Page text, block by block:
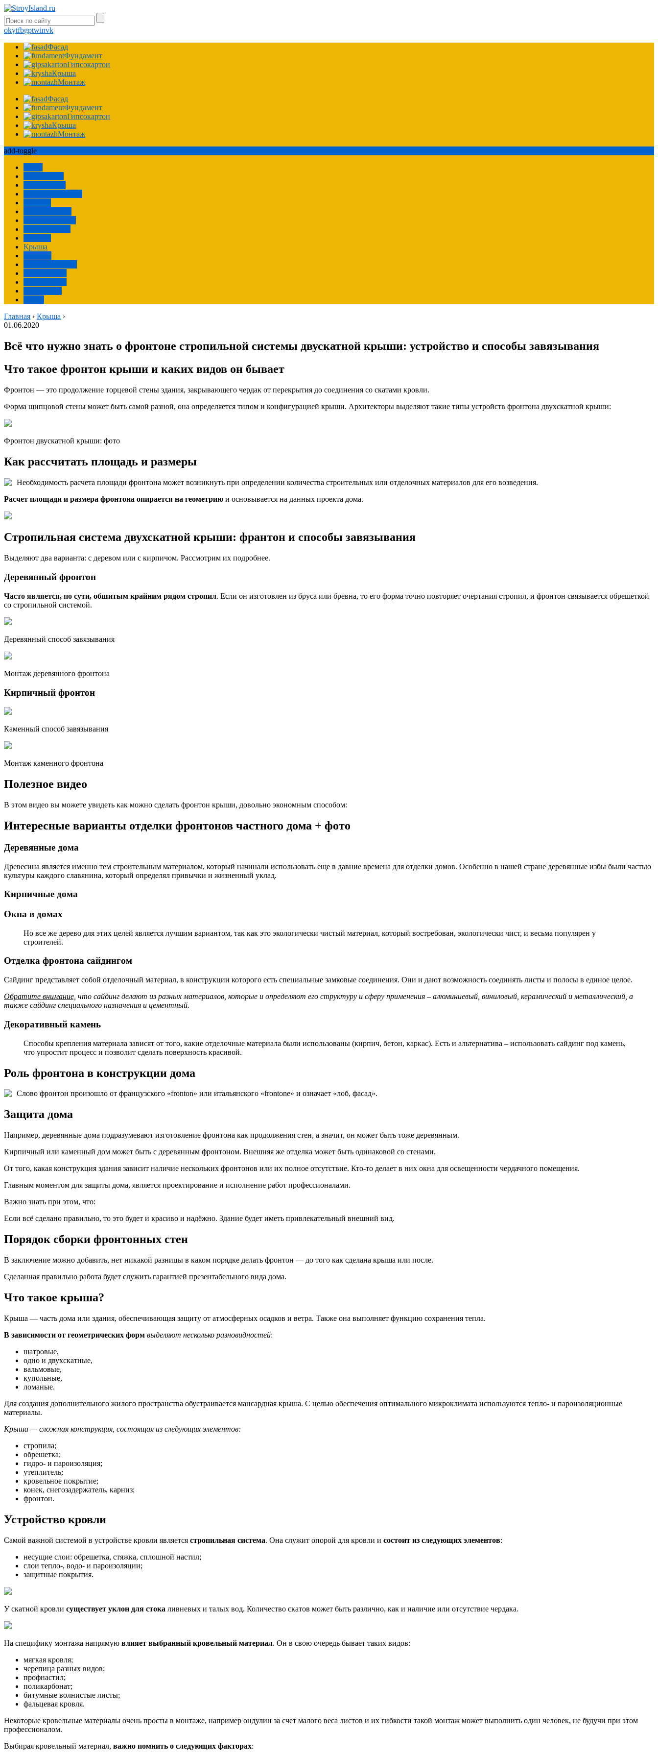
okytfbgptwinvk
Фасад
Фундамент
Гипсокартон
Крыша
Монтаж
Фасад
Фундамент
Гипсокартон
Крыша
Монтаж
add-toggle
Крыша
Главная › Крыша ›
01.06.2020
Всё что нужно знать о фронтоне стропильной системы двускатной крыши: устройство и способы завязывания
Что такое фронтон крыши и каких видов он бывает
Фронтон — это продолжение торцевой стены здания, закрывающего чердак от перекрытия до соединения со скатами кровли.
Форма щипцовой стены может быть самой разной, она определяется типом и конфигурацией крыши. Архитекторы выделяют такие типы устройств фронтона двухскатной крыши:
Фронтон двускатной крыши: фото
Как рассчитать площадь и размеры
Необходимость расчета площади фронтона может возникнуть при определении количества строительных или отделочных материалов для его возведения.
Расчет площади и размера фронтона опирается на геометрию и основывается на данных проекта дома.
Стропильная система двухскатной крыши: франтон и способы завязывания
Выделяют два варианта: с деревом или с кирпичом. Рассмотрим их подробнее.
Деревянный фронтон
Часто является, по сути, обшитым крайним рядом стропил. Если он изготовлен из бруса или бревна, то его форма точно повторяет очертания стропил, и фронтон связывается обрешеткой
со стропильной системой.
Деревянный способ завязывания
Монтаж деревянного фронтона
Кирпичный фронтон
Каменный способ завязывания
Монтаж каменного фронтона
Полезное видео
В этом видео вы можете увидеть как можно сделать фронтон крыши, довольно экономным способом:
Интересные варианты отделки фронтонов частного дома + фото
Деревянные дома
Древесина является именно тем строительным материалом, который начинали использовать еще в давние времена для отделки домов. Особенно в нашей стране деревянные избы были частью
культуры каждого славянина, который определял привычки и жизненный уклад.
Кирпичные дома
Окна в домах
Но все же дерево для этих целей является лучшим вариантом, так как это экологически чистый материал, который востребован, экологически чист, и весьма популярен у
строителей.
Отделка фронтона сайдингом
Сайдинг представляет собой отделочный материал, в конструкции которого есть специальные замковые соединения. Они и дают возможность соединять листы и полосы в единое целое.
Обратите внимание, что сайдинг делают из разных материалов, которые и определяют его структуру и сферу применения – алюминиевый, виниловый, керамический и металлический, а
также сайдинг специального назначения и цементный.
Декоративный камень
Способы крепления материала зависят от того, какие отделочные материала были использованы (кирпич, бетон, каркас). Есть и альтернатива – использовать сайдинг под камень,
что упростит процесс и позволит сделать поверхность красивой.
Роль фронтона в конструкции дома
Слово фронтон произошло от французского «fronton» или итальянского «frontone» и означает «лоб, фасад».
Защита дома
Например, деревянные дома подразумевают изготовление фронтона как продолжения стен, а значит, он может быть тоже деревянным.
Кирпичный или каменный дом может быть с деревянным фронтоном. Внешняя же отделка может быть одинаковой со стенами.
От того, какая конструкция здания зависит наличие нескольких фронтонов или их полное отсутствие. Кто-то делает в них окна для освещенности чердачного помещения.
Главным моментом для защиты дома, является проектирование и исполнение работ профессионалами.
Важно знать при этом, что:
Если всё сделано правильно, то это будет и красиво и надёжно. Здание будет иметь привлекательный внешний вид.
Порядок сборки фронтонных стен
В заключение можно добавить, нет никакой разницы в каком порядке делать фронтон — до того как сделана крыша или после.
Сделанная правильно работа будет служить гарантией презентабельного вида дома.
Что такое крыша?
Крыша — часть дома или здания, обеспечивающая защиту от атмосферных осадков и ветра. Также она выполняет функцию сохранения тепла.
В зависимости от геометрических форм выделяют несколько разновидностей:
шатровые,
одно и двухскатные,
вальмовые,
купольные,
ломаные.
Для создания дополнительного жилого пространства обустраивается мансардная крыша. С целью обеспечения оптимального микроклимата используются тепло- и пароизоляционные
материалы.
Крыша — сложная конструкция, состоящая из следующих элементов:
стропила;
обрешетка;
гидро- и пароизоляция;
утеплитель;
кровельное покрытие;
конек, снегозадержатель, карниз;
фронтон.
Устройство кровли
Самой важной системой в устройстве кровли является стропильная система. Она служит опорой для кровли и состоит из следующих элементов:
несущие слои: обрешетка, стяжка, сплошной настил;
слои тепло-, водо- и пароизоляции;
защитные покрытия.
У скатной кровли существует уклон для стока ливневых и талых вод. Количество скатов может быть различно, как и наличие или отсутствие чердака.
На специфику монтажа напрямую влияет выбранный кровельный материал. Он в свою очередь бывает таких видов:
мягкая кровля;
черепица разных видов;
профнастил;
поликарбонат;
битумные волнистые листы;
фальцевая кровля.
Некоторые кровельные материалы очень просты в монтаже, например ондулин за счет малого веса листов и их гибкости такой монтаж может выполнить один человек, не будучи при этом
профессионалом.
Выбирая кровельный материал, важно помнить о следующих факторах: